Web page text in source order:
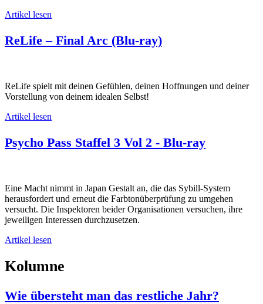
Artikel lesen
ReLife – Final Arc (Blu-ray)
ReLife spielt mit deinen Gefühlen, deinen Hoffnungen und deiner
Vorstellung von deinem idealen Selbst!
Artikel lesen
Psycho Pass Staffel 3 Vol 2 - Blu-ray
Eine Macht nimmt in Japan Gestalt an, die das Sybill-System
herausfordert und erneut die Farbtonüberprüfung zu umgehen
versucht. Die Inspektoren beider Organisationen versuchen, ihre
jeweiligen Interessen durchzusetzen.
Artikel lesen
Kolumne
Wie übersteht man das restliche Jahr?